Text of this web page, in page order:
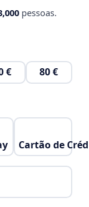
pessoas.
€ 80 €
Cartão de